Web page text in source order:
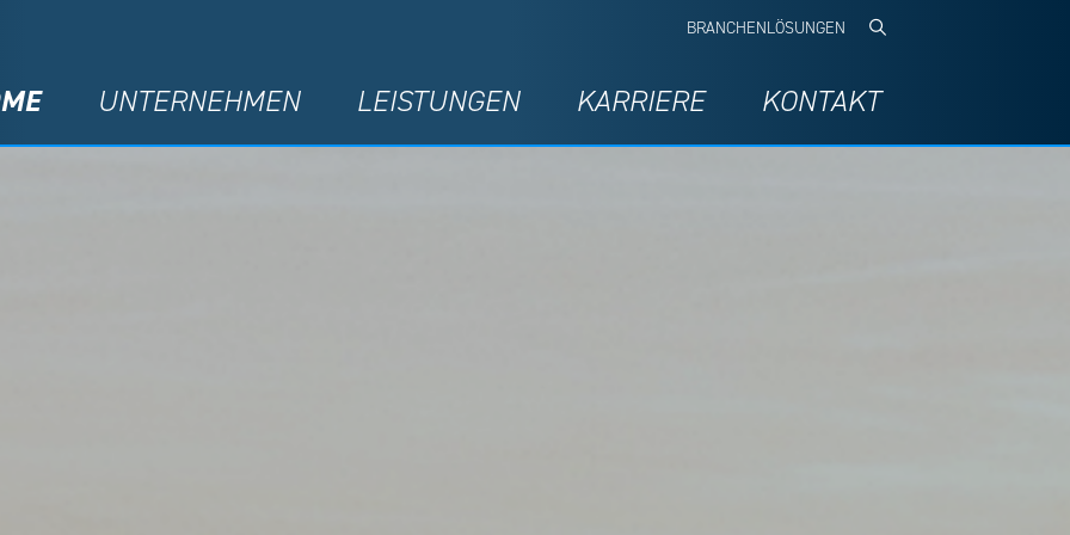
UNTERNEHMEN LEISTUNGEN KARRIERE KONTAKT
BRANCHENLÖSUNGEN